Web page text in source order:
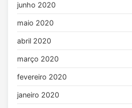
junho 2020
maio 2020
abril 2020
março 2020
fevereiro 2020
janeiro 2020